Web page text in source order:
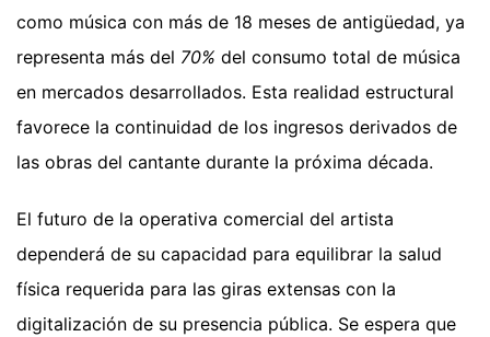
como música con más de 18 meses de antigüedad, ya
representa más del 70% del consumo total de música
en mercados desarrollados. Esta realidad estructural
favorece la continuidad de los ingresos derivados de
las obras del cantante durante la próxima década.
El futuro de la operativa comercial del artista
dependerá de su capacidad para equilibrar la salud
física requerida para las giras extensas con la
digitalización de su presencia pública. Se espera que